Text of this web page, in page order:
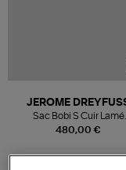
480,00 €
JEROME
Sac Bobi S Cuir Lamé
Champagne